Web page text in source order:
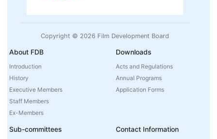
Copyright © 2026 Film Development Board
About FDB
Introduction
History
Executive Members
Staff Members
Ex-Members
Downloads
Acts and Regulations
Annual Programs
Application Forms
Sub-committees Contact Information